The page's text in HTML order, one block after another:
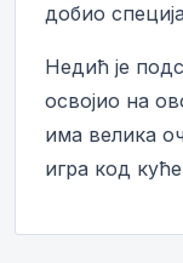
добио
Недић је
освојио на
има велика
игра код